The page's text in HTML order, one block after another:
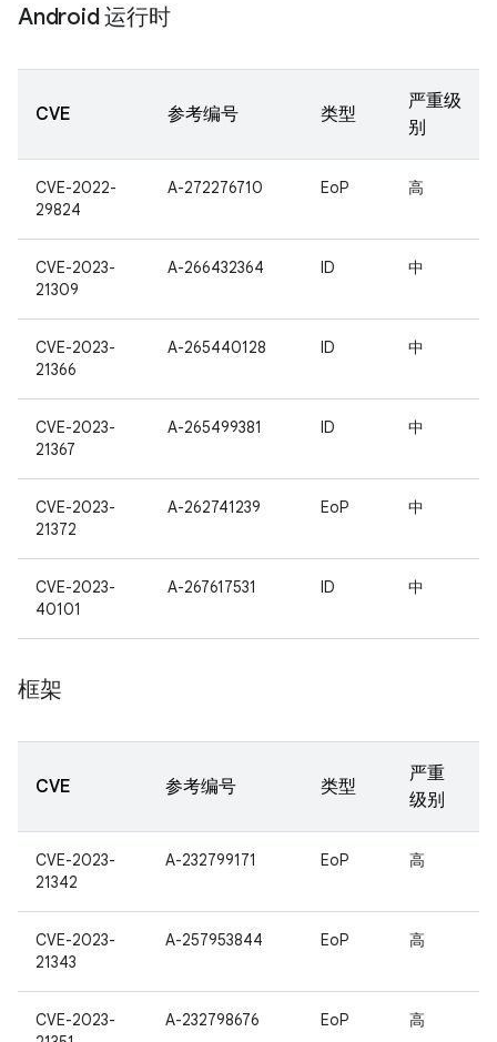
Android 运行时
CVE 参考编号 类型
严重级
别
CVE-2022-
29824
A-272276710 EoP 高
CVE-2023-
21309
A-266432364 ID 中
CVE-2023-
21366
A-265440128 ID 中
CVE-2023-
21367
A-265499381 ID 中
CVE-2023-
21372
A-262741239 EoP 中
CVE-2023-
40101
A-267617531 ID 中
框架
CVE 参考编号 类型
严重
级别
CVE-2023-
21342
A-232799171 EoP 高
CVE-2023-
21343
A-257953844 EoP 高
CVE-2023-
A-232798676 EoP 高